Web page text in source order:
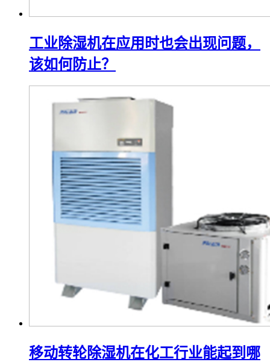
工业除湿机在应用时也会出现问题，
该如何防止？
移动转轮除湿机在化工行业能起到哪